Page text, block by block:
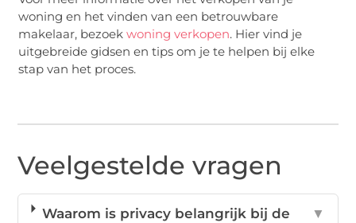
woning en het vinden van een betrouwbare
makelaar, bezoekwoning verkopen. Hier vind je
uitgebreide gidsen en tips om je te helpen bij elke
stap van het proces.
Veelgestelde vragen
Waarom is privacy belangrijk bij de
▼